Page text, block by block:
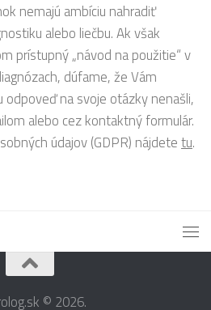
nemajú ambíciu nahradiť
alebo liečbu. Ak však
prístupný „návod na použitie“ v
dúfame, že Vám
na svoje otázky nenašli,
alebo cez kontaktný formulár.
údajov (GDPR) nájdetetu.
© 2026.